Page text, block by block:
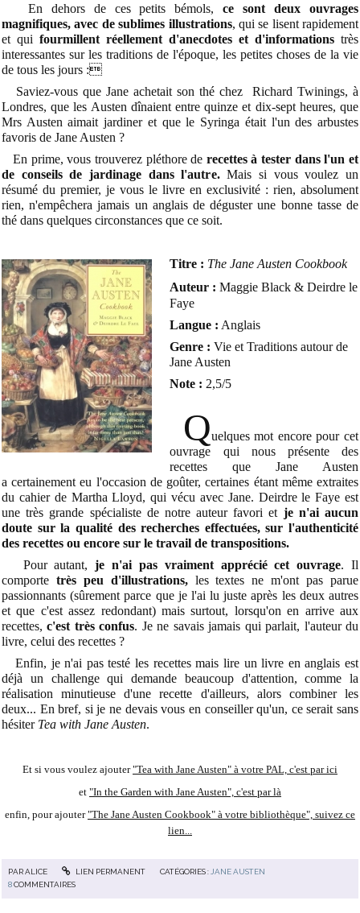
En dehors de ces petits bémols,ce sont deux ouvrages
magnifiques, avec de sublimes illustrations, qui se lisent rapidement
et qui fourmillent réellement d'anecdotes et d'informations très
interessantes sur les traditions de l'époque, les petites choses de la vie
de tous les jours :
Saviez-vous que Jane achetait son thé chez Richard Twinings, à
Londres, que les Austen dînaient entre quinze et dix-sept heures, que
Mrs Austen aimait jardiner et que le Syringa était l'un des arbustes
favoris de Jane Austen ?
En prime, vous trouverez pléthore de recettes à tester dans l'un et
de conseils de jardinage dans l'autre.Mais si vous voulez un
résumé du premier, je vous le livre en exclusivité : rien, absolument
rien, n'empêchera jamais un anglais de déguster une bonne tasse de
thé dans quelques circonstances que ce soit.
Titre : The Jane Austen Cookbook
Auteur : Maggie Black & Deirdre le
Faye
Langue : Anglais
Genre : Vie et Traditions autour de
Jane Austen
Note : 2,5/5
Quelques mot encore pour cet
ouvrage qui nous présente des
recettes que Jane Austen
a certainement eu l'occasion de goûter, certaines étant même extraites
du cahier de Martha Lloyd, qui vécu avec Jane. Deirdre le Faye est
une très grande spécialiste de notre auteur favori et je n'ai aucun
doute sur la qualité des recherches effectuées, sur l'authenticité
des recettes ou encore sur le travail de transpositions.
Pour autant,je n'ai pas vraiment apprécié cet ouvrage. Il
comporte très peu d'illustrations,les textes ne m'ont pas parue
passionnants (sûrement parce que je l'ai lu juste après les deux autres
et que c'est assez redondant) mais surtout, lorsqu'on en arrive aux
recettes,c'est très confus. Je ne savais jamais qui parlait, l'auteur du
livre, celui des recettes ?
Enfin, je n'ai pas testé les recettes mais lire un livre en anglais est
déjà un challenge qui demande beaucoup d'attention, comme la
réalisation minutieuse d'une recette d'ailleurs, alors combiner les
deux... En bref, si je ne devais vous en conseiller qu'un, ce serait sans
hésiter Tea with Jane Austen.
Et si vous voulez ajouter"Tea with Jane Austen" à votre PAL, c'est par ici
et "In the Garden with Jane Austen", c'est par là
enfin, pour ajouter"The Jane Austen Cookbook" à votre bibliothèque", suivez ce
lien...
PARALICE LIEN PERMANENT CATÉGORIES :JANE AUSTEN
8COMMENTAIRES